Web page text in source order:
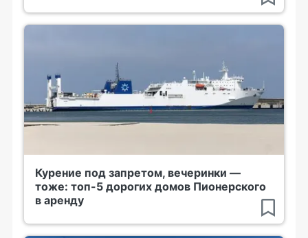
Курение под запретом, вечеринки —
тоже: топ-5 дорогих домов Пионерского
в аренду